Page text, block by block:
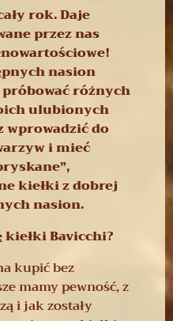
rok.Daje
przez nas
nasion
różnych
ulubionych
wprowadzić do
i mieć
kiełki z dobrej
nasion.
Bavicchi?
kupić bez
mamy pewność, z
i jak zostały